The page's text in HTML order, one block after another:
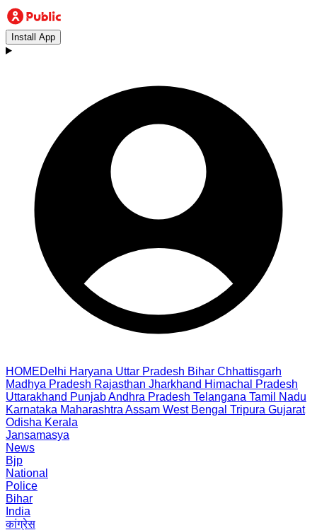
Install App
HOMEDelhi Haryana Uttar Pradesh Bihar Chhattisgarh
Madhya Pradesh Rajasthan Jharkhand Himachal Pradesh
Uttarakhand PunjabAndhra Pradesh Telangana Tamil Nadu
Karnataka Maharashtra Assam West Bengal Tripura Gujarat
Odisha Kerala
Jansamasya
News
Bjp
National
Police
Bihar
India
कांग्रेस